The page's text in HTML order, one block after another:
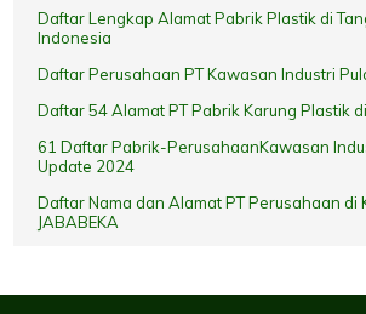
Daftar Lengkap Alamat Pabrik Plastik di
Indonesia
Daftar Perusahaan PT Kawasan Industri
Daftar 54 Alamat PT Pabrik Karung Plastik
61 Daftar Pabrik-PerusahaanKawasan
Update 2024
Daftar Nama dan Alamat PT Perusahaan di
JABABEKA